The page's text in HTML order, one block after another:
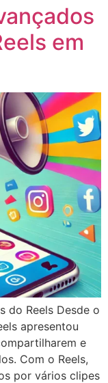
em
do Reels Desde o
apresentou
e
Com o Reels,
por vários clipes